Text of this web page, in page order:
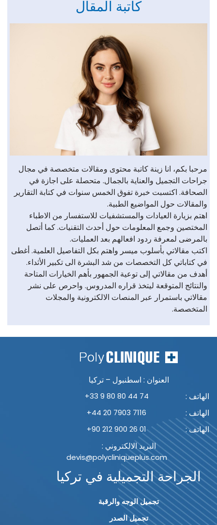
كاتبة المقال
مرحبا بكم، انا زينة كاتبة محتوى ومقالات متخصصة في مجال
جراحات التجميل والعناية بالجمال. متحصلة على اجازة في
الصحافة. اكتسبت خبرة تفوق الخمس سنوات في كتابة التقارير
والمقالات حول المواضيع الطبية.
اهتم بزيارة العيادات والمستشفيات للاستفسار من الاطباء
المختصين وجمع المعلومات حول أحدث التقنيات. كما أتصل
بالمرضى لمعرفة ردود افعالهم بعد العمليات.
اكتب مقالاتي بأسلوب ميسر واهتم بكل التفاصيل العلمية. أغطى
في كتاباتي كل التخصصات من شد البشرة الى تكبير الأثداء.
أهدف من مقالاتي إلى توعية الجمهور بأهم الخيارات المتاحة
والنتائج المتوقعة ليتخذ قراره المدروس. واحرص على نشر
مقالاتي باستمرار عبر المنصات الالكترونية والمجلات
المتخصصة.
العنوان : اسطنبول – تركيا
الهاتف :
+33 9 80 80 44 74
الهاتف : +44 20 7903 7116
الهاتف : +90 212 900 26 01
البريد الالكتروني :
devis@polycliniqueplus.com
الجراحة التجميلية في تركيا
تجميل الوجه والرقبة
تجميل الصدر